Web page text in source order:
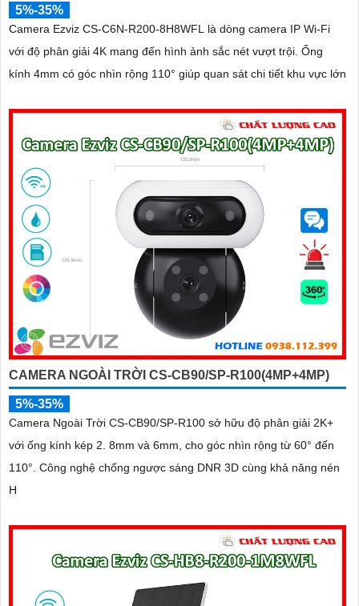
5%-35%
Camera Ezviz CS-C6N-R200-8H8WFL là dòng camera IP Wi-Fi
với độ phân giải 4K mang đến hình ảnh sắc nét vượt trội. Ống
kính 4mm có góc nhìn rộng 110° giúp quan sát chi tiết khu vực lớn
CAMERA NGOÀI TRỜI CS-CB90/SP-R100(4MP+4MP)
5%-35%
Camera Ngoài Trời CS-CB90/SP-R100 sở hữu độ phân giải 2K+
với ống kính kép 2. 8mm và 6mm, cho góc nhìn rộng từ 60° đến
110°. Công nghệ chống ngược sáng DNR 3D cùng khả năng nén
H